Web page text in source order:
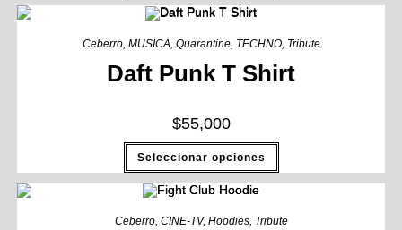
Ceberro, MUSICA Quarantine, TECHNO, Tribute
Daft Punk T Shirt
$55,000
Seleccionar opciones
Ceberro, CINE-TV, Hoodies, Tribute